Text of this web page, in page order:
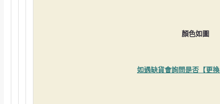
顏色如圖
如遇缺貨會詢問是否【更